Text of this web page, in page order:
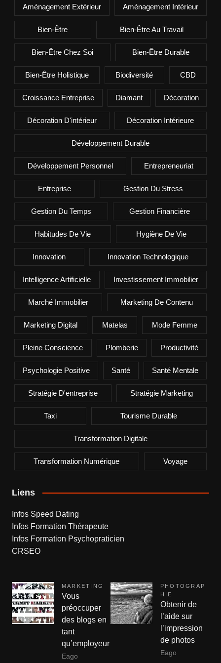
Aménagement Extérieur Aménagement Intérieur
Bien-Être Bien-Être Au Travail
Bien-Être Chez Soi Bien-Être Durable
Bien-Être Holistique Biodiversité CBD
Croissance Entreprise Diamant Décoration
Décoration D'intérieur Décoration Intérieure
Développement Durable
Développement Personnel Entrepreneuriat
Entreprise Gestion Du Stress
Gestion Du Temps Gestion Financière
Habitudes De Vie Hygiène De Vie
Innovation Innovation Technologique
Intelligence Artificielle Investissement Immobilier
Marché Immobilier Marketing De Contenu
Marketing Digital Matelas Mode Femme
Pleine Conscience Plomberie Productivité
Psychologie Positive Santé Santé Mentale
Stratégie D'entreprise Stratégie Marketing
Taxi Tourisme Durable
Transformation Digitale
Transformation Numérique Voyage
Liens
Infos Speed Dating
Infos Formation Thérapeute
Infos Formation Psychopraticien
CRSEO
MARKETING
Vous
préoccuper
des blogs en
tant
qu’employeur
Eago
PHOTOGRAP
HIE
Obtenir de
l’aide sur
l’impression
de photos
Eago